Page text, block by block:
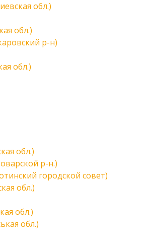
обл.)
обл.)
р-н)
обл.)
обл.)
р-н.)
городской совет)
обл.)
обл.)
обл.)